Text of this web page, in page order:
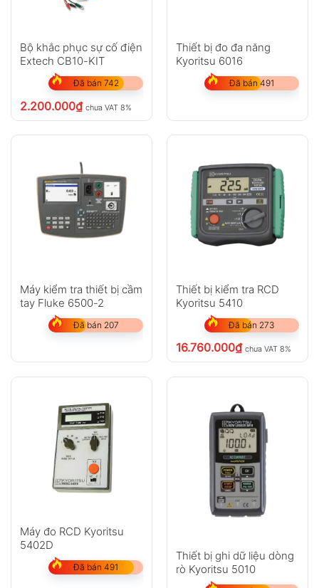
Bộ khắc phục sự cố điện
Extech CB10-KIT
Đã bán 742
2.200.000₫ chưa VAT 8%
Thiết bị đo đa năng
Kyoritsu 6016
Đã bán 491
Máy kiểm tra thiết bị cầm
tay Fluke 6500-2
Đã bán 207
Thiết bị kiểm tra RCD
Kyoritsu 5410
Đã bán 273
16.760.000₫ chưa VAT 8%
Máy đo RCD Kyoritsu
5402D
Đã bán 491
Thiết bị ghi dữ liệu dòng
rò Kyoritsu 5010